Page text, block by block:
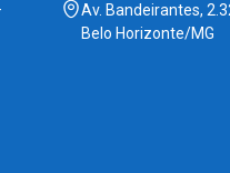
Av. Bandeirantes,
Belo Horizonte/MG